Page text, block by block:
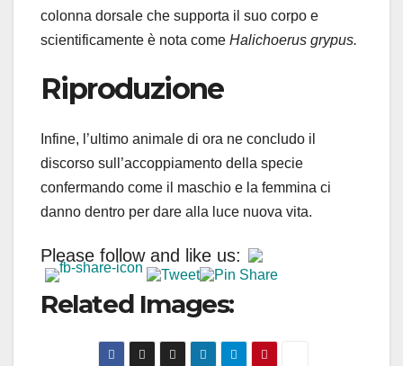
colonna dorsale che supporta il suo corpo e
scientificamente è nota come Halichoerus grypus.
Riproduzione
Infine, l’ultimo animale di ora ne concludo il
discorso sull’accoppiamento della specie
confermando come il maschio e la femmina ci
danno dentro per dare alla luce nuova vita.
Please follow and like us:
Related Images: